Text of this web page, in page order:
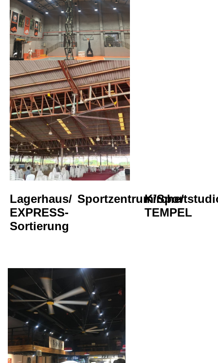
Lagerhaus/
EXPRESS-
Sortierung
Sportzentrum/Kirche/
TEMPEL